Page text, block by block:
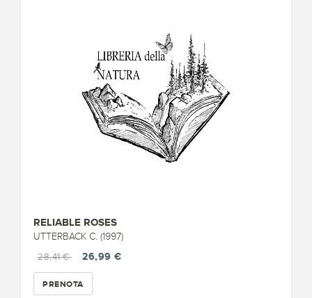
RELIABLE ROSES
UTTERBACK C. (1997)
28,41 €
26,99 €
PRENOTA